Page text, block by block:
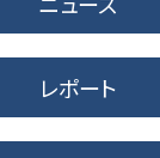
レポート